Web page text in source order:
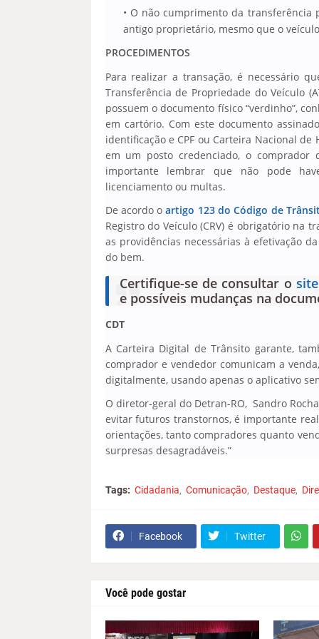
O não cumprimento da
antigo proprietário, mesmo que o
PROCEDIMENTOS
Para realizar a transação, é necessário
Transferência de Propriedade do Veículo
possuem o documento físico “verdinho”,
em cartório. Com este documento
identificação e CPF ou Carteira Nacional
em um posto credenciado, o
importante lembrar que não pode
licenciamento ou multas.
De acordo oartigo 123 do Código de
Registro do Veículo (CRV) é obrigatório na
as providências necessárias à efetivação
do bem.
Certifique-se de consultar o
e possíveis mudanças na
CDT
A Carteira Digital de Trânsito garante,
comprador e vendedor comunicam a
digitalmente, usando apenas o aplicativo
O diretor-geral do Detran-RO, Sandro
evitar futuros transtornos, é importante
orientações, tanto compradores quanto
surpresas desagradáveis.”
Tags: Cidadania Comunicação Destaque
Facebook Twitter
Você pode gostar